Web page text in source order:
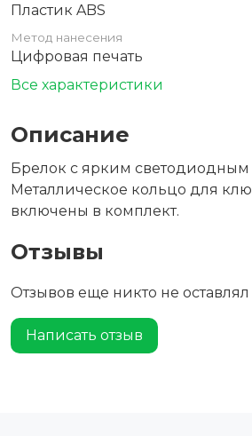
Пластик ABS
Метод нанесения
Цифровая печать
Все характеристики
Описание
Брелок с ярким
Металлическое кольцо для
включены в комплект.
Отзывы
Отзывов еще никто не оставлял
Написать отзыв